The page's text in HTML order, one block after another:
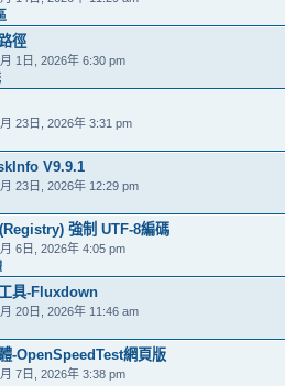
徑
1日, 2026年 6:30 pm
23日, 2026年 3:31 pm
V9.9.1
23日, 2026年 12:29 pm
強制 UTF-8編碼
6日, 2026年 4:05 pm
具-Fluxdown
20日, 2026年 11:46 am
-OpenSpeedTest網頁版
7日, 2026年 3:38 pm